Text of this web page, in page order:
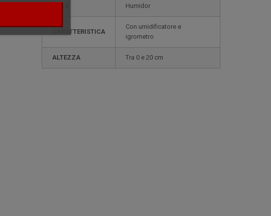
humidor
CARATTERISTICA
con umidificatore e
igrometro
ALTEZZA tra 0 e 20 cm